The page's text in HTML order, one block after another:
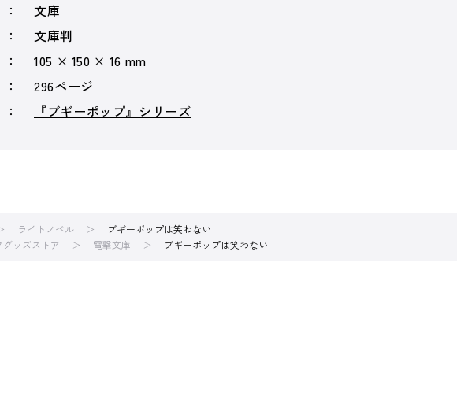
文庫
文庫判
105 × 150 × 16 mm
296ページ
『ブギーポップ』シリーズ
ライトノベル
ブギーポップは笑わない
グッズストア 電撃文庫 ブギーポップは笑わない